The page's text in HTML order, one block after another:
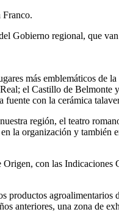
Franco.
Gobierno regional, que
más emblemáticos de
el Castillo de
con la cerámica
región, el teatro
la organización y también
con las
agroalimentarios
anteriores, una zona de